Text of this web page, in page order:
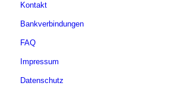
Kontakt
Bankverbindungen
FAQ
Impressum
Datenschutz